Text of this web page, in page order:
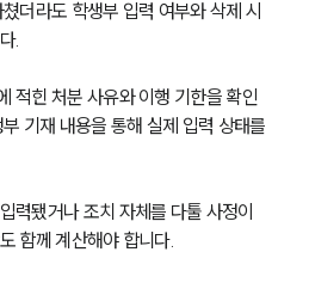
더라도 학생부 입력 여부와 삭제 시
.
적힌 처분 사유와 이행 기한을 확인
기재 내용을 통해 실제 입력 상태를
력됐거나 조치 자체를 다툴 사정이
함께 계산해야 합니다.